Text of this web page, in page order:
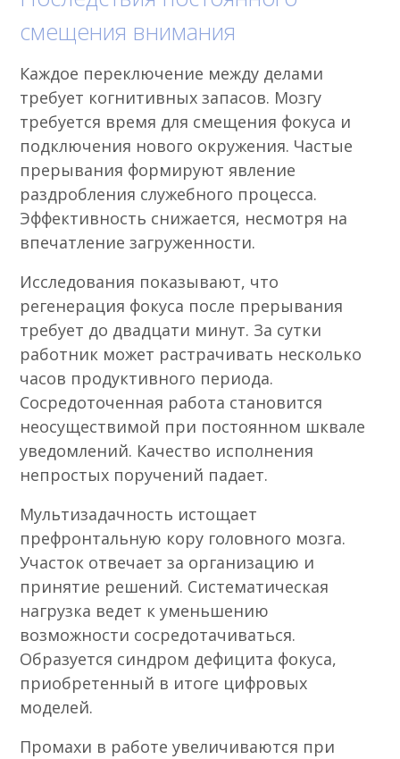
смещения внимания
Каждое переключение между делами
требует когнитивных запасов. Мозгу
требуется время для смещения фокуса и
подключения нового окружения. Частые
прерывания формируют явление
раздробления служебного процесса.
Эффективность снижается, несмотря на
впечатление загруженности.
Исследования показывают, что
регенерация фокуса после прерывания
требует до двадцати минут. За сутки
работник может растрачивать несколько
часов продуктивного периода.
Сосредоточенная работа становится
неосуществимой при постоянном шквале
уведомлений. Качество исполнения
непростых поручений падает.
Мультизадачность истощает
префронтальную кору головного мозга.
Участок отвечает за организацию и
принятие решений. Систематическая
нагрузка ведет к уменьшению
возможности сосредотачиваться.
Образуется синдром дефицита фокуса,
приобретенный в итоге цифровых
моделей.
Промахи в работе увеличиваются при